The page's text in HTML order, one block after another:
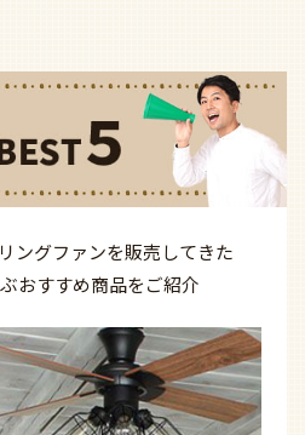
ングファンを販売してきた
おすすめ商品をご紹介